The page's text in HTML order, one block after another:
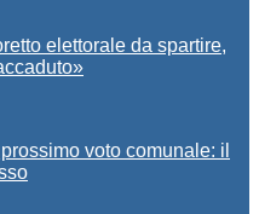
elettorale da spartire,
voto comunale: il